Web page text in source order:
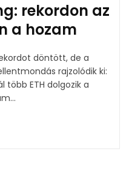
rekordon az
a hozam
döntött, de a
rajzolódik ki:
több ETH dolgozik a